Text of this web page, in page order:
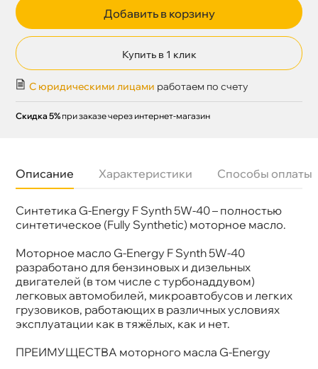
Добавить в корзину
Купить в 1 клик
С юридическими лицами работаем по счету
Скидка 5% при заказе через интернет-магазин
Описание Характеристики Способы оплаты
Синтетика G-Energy F Synth 5W-40 – полностью
синтетическое (Fully Synthetic) моторное масло.
Моторное масло G-Energy F Synth 5W-40
разработано для бензиновых и дизельных
двигателей (в том числе с турбонаддувом)
легковых автомобилей, микроавтобусов и легких
рузовиков, работающих в различных условиях
эксплуатации как в тяжёлых, как и нет.
ПРЕИМУЩЕСТВА моторного масла G-Energy
Бренд
G-Energy
5л
Артикул
253142043